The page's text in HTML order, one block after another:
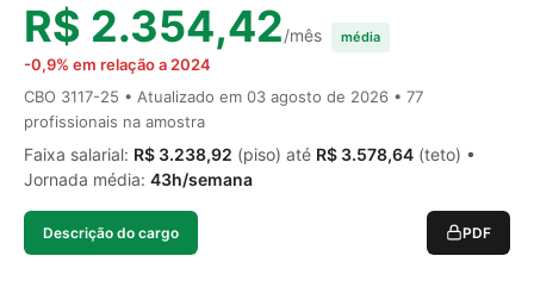
R$ 2.354,42/mês média
-0,9% em relação a 2024
CBO 3117-25 • Atualizado em 03 agosto de 2026 • 77
profissionais na amostra
Faixa salarial: R$ 3.238,92 (piso) até R$ 3.578,64 (teto) •
Jornada média: 43h/semana
Descrição do cargo PDF